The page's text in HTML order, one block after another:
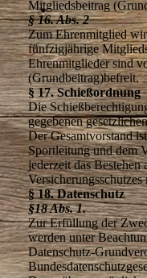
Mitgliedsbeitrag
§ 16. Abs. 2
Zum Ehrenmitglied
fünfzigjährige
Ehrenmitglieder sind
(Grundbeitrag)befreit.
§ 17. Schießordnung
Die
gegebenen
Der Gesamtvorstand
Sportleitung und dem
jederzeit das Bestehen
§ 18. Datenschutz
§18 Abs. 1.
Zur Erfüllung der
werden unter
Datenschutz-